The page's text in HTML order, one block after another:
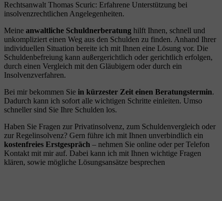
Rechtsanwalt Thomas Scuric: Erfahrene Unterstützung bei
insolvenzrechtlichen Angelegenheiten.
Meine anwaltliche Schuldnerberatung hilft Ihnen, schnell und
unkompliziert einen Weg aus den Schulden zu finden. Anhand Ihrer
individuellen Situation bereite ich mit Ihnen eine Lösung vor. Die
Schuldenbefreiung kann außergerichtlich oder gerichtlich erfolgen,
durch einen Vergleich mit den Gläubigern oder durch ein
Insolvenzverfahren.
Bei mir bekommen Sie in kürzester Zeit einen Beratungstermin.
Dadurch kann ich sofort alle wichtigen Schritte einleiten. Umso
schneller sind Sie Ihre Schulden los.
Haben Sie Fragen zur Privatinsolvenz, zum Schuldenvergleich oder
zur Regelinsolvenz? Gern führe ich mit Ihnen unverbindlich ein
kostenfreies Erstgespräch – nehmen Sie online oder per Telefon
Kontakt mit mir auf. Dabei kann ich mit Ihnen wichtige Fragen
klären, sowie mögliche Lösungsansätze besprechen